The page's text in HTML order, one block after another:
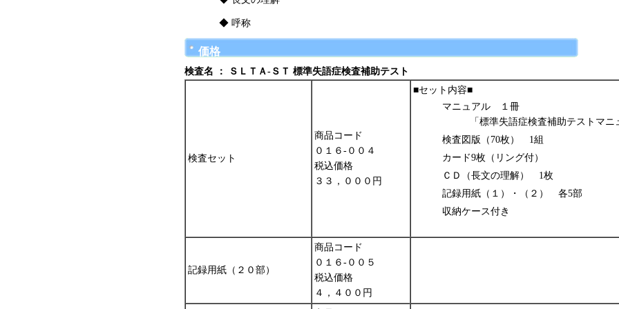
◆ 呼称
価格
検査名 ： ＳＬＴＡ-ＳＴ 標準失語症検査補助テスト
検査セット
商品コード
０１６-００４
税込価格
３３，０００円
マニュアル １冊
「標準失語症検査補助テストマニ
検査図版（70枚） 1組
カード9枚（リング付）
ＣＤ（長文の理解） 1枚
記録用紙（１）・（２） 各5部
収納ケース付き
■セット内容■
記録用紙（２０部）
商品コード
０１６-００５
税込価格
４，４００円